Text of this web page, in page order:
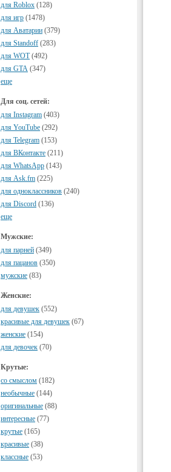
для Roblox (128)
для игр (1478)
для Аватарии (379)
для Standoff (283)
для WOT (492)
для GTA (347)
еще
Для соц. сетей:
для Instagram (403)
для YouTube (292)
для Telegram (153)
для ВКонтакте (211)
для WhatsApp (143)
для Ask.fm (225)
для одноклассников (240)
для Discord (136)
еще
Мужские:
для парней (349)
для пацанов (350)
мужские (83)
Женские:
для девушек (552)
красивые для девушек (67)
женские (154)
для девочек (70)
Крутые:
cо смыслом (182)
необычные (144)
оригинальные (88)
интересные (77)
крутые (165)
красивые (38)
классные (53)